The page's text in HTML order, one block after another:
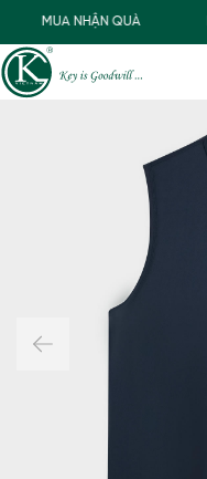
MUA NHẬN QUÀ